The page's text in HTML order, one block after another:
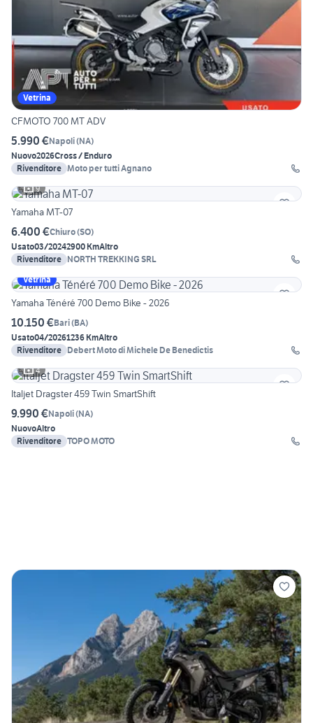
Vetrina
CFMOTO 700 MT ADV
5.990 €Napoli(NA)
Nuovo2026Cross / Enduro
Rivenditore Moto per tutti Agnano
9
Yamaha MT-07
6.400 €Chiuro(SO)
Usato03/20242900 KmAltro
Rivenditore NORTH TREKKING SRL
Vetrina
Yamaha Ténéré 700 Demo Bike - 2026
10.150 €Bari(BA)
Usato04/20261236 KmAltro
Rivenditore Debert Moto di Michele De Benedictis
4
Italjet Dragster 459 Twin SmartShift
9.990 €Napoli(NA)
NuovoAltro
Rivenditore TOPO MOTO